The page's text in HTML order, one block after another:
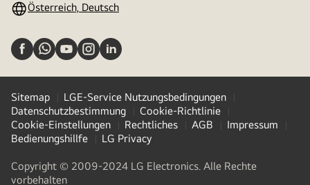
Österreich, Deutsch
Sitemap
LGE-Service Nutzungsbedingungen
Datenschutzbestimmung
Cookie-Richtlinie
Cookie-Einstellungen
Rechtliches AGB
Impressum
Bedienungshillfe
LG Privacy
Copyright © 2009-2024 LG Electronics. Alle Rechte
vorbehalten